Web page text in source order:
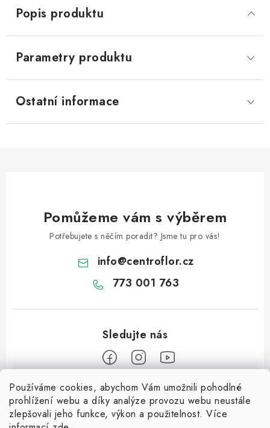
Používáme cookies, abychom Vám umožnili pohodlné
prohlížení webu a díky analýze provozu webu neustále
zlepšovali jeho funkce, výkon a použitelnost. Více
Popis produktu
Parametry produktu
Ostatní informace
Pomůžeme vám s výběrem
Potřebujete s něčím poradit? Jsme tu pro vás!
info@centroflor.cz
773 001 763
Informace pro vás